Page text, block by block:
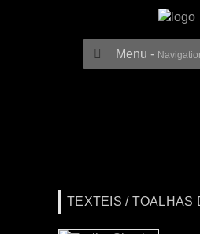
Menu -
TEXTEIS / TOALHAS